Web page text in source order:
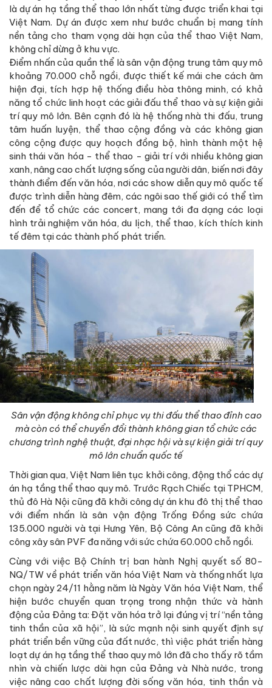
là dự án hạ tầng thể thao lớn nhất từng được triển khai tại
Việt Nam. Dự án được xem như bước chuẩn bị mang tính
nền tảng cho tham vọng dài hạn của thể thao Việt Nam,
không chỉ dừng ở khu vực.
Điểm nhấn của quần thể là sân vận động trung tâm quy mô
khoảng 70.000 chỗ ngồi, được thiết kế mái che cách âm
hiện đại, tích hợp hệ thống điều hòa thông minh, có khả
năng tổ chức linh hoạt các giải đấu thể thao và sự kiện giải
trí quy mô lớn. Bên cạnh đó là hệ thống nhà thi đấu, trung
tâm huấn luyện, thể thao cộng đồng và các không gian
công cộng được quy hoạch đồng bộ, hình thành một hệ
sinh thái văn hóa - thể thao - giải trí với nhiều không gian
xanh, nâng cao chất lượng sống của người dân, biến nơi đây
thành điểm đến văn hóa, nơi các show diễn quy mô quốc tế
được trình diễn hàng đêm, các ngôi sao thế giới có thể tìm
đến để tổ chức các concert, mang tới đa dạng các loại
hình trải nghiệm văn hóa, du lịch, thể thao, kích thích kinh
tế đêm tại các thành phố phát triển.
Sân vận động không chỉ phục vụ thi đấu thể thao đỉnh cao
mà còn có thể chuyển đổi thành không gian tổ chức các
chương trình nghệ thuật, đại nhạc hội và sự kiện giải trí quy
mô lớn chuẩn quốc tế
Thời gian qua, Việt Nam liên tục khởi công, động thổ các dự
án hạ tầng thể thao quy mô. Trước Rạch Chiếc tại TPHCM,
thủ đô Hà Nội cũng đã khởi công dự án khu đô thị thể thao
với điểm nhấn là sân vận động Trống Đồng sức chứa
135.000 người và tại Hưng Yên, Bộ Công An cũng đã khởi
công xây sân PVF đa năng với sức chứa 60.000 chỗ ngồi.
Cùng với việc Bộ Chính trị ban hành Nghị quyết số 80-
NQ/TW về phát triển văn hóa Việt Nam và thống nhất lựa
chọn ngày 24/11 hằng năm là Ngày Văn hóa Việt Nam, thể
hiện bước chuyển quan trọng trong nhận thức và hành
động của Đảng ta: Đặt văn hóa trở lại đúng vị trí “nền tảng
tinh thần của xã hội”, là sức mạnh nội sinh quyết định sự
phát triển bền vững của đất nước, thì việc phát triển hàng
loạt dự án hạ tầng thể thao quy mô lớn đã cho thấy rõ tầm
nhìn và chiến lược dài hạn của Đảng và Nhà nước, trong
việc nâng cao chất lượng đời sống văn hóa, tinh thần và